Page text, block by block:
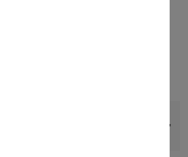
的側面蒸汽出口
把手可能會變熱